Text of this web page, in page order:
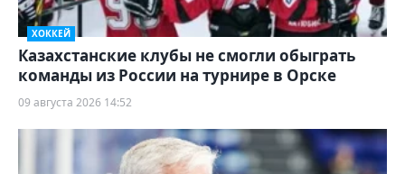
ХОККЕЙ
Казахстанские клубы не смогли обыграть
команды из России на турнире в Орске
09 августа 2026 14:52